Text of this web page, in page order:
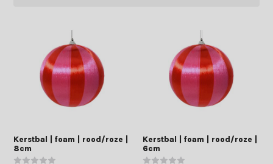
Kerstbal | foam | rood/roze |
8cm
Kerstbal | foam | rood/roze |
6cm